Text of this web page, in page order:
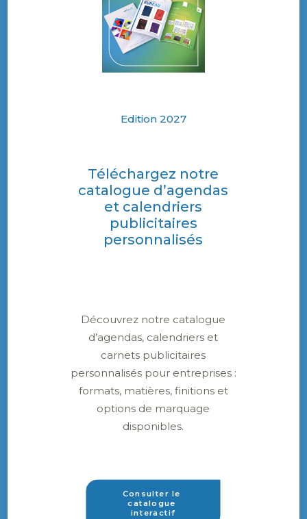
Edition 2027
Téléchargez notre
catalogue d’agendas
et calendriers
publicitaires
personnalisés
Découvrez notre catalogue
d’agendas, calendriers et
carnets publicitaires
personnalisés pour entreprises :
formats, matières, finitions et
options de marquage
disponibles.
Consulter le
catalogue
interactif